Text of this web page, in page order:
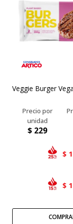
Veggie Burger
$ 229
$
$